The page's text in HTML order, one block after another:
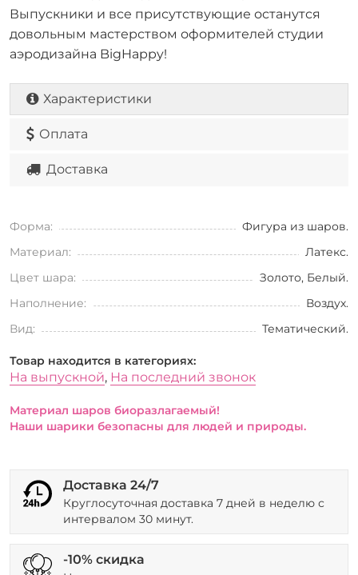
Выпускники и все присутствующие останутся
довольным мастерством оформителей студии
аэродизайна BigHappy!
Характеристики
Оплата
Доставка
Форма:
Фигура из шаров.
Материал:
Латекс.
Цвет шара:
Золото, Белый.
Наполнение:
Воздух.
Вид:
Тематический.
Товар находится в категориях:
На выпускной, На последний звонок
Материал шаров биоразлагаемый!
Наши шарики безопасны для людей и природы.
Доставка 24/7
Круглосуточная доставка 7 дней в неделю с
интервалом 30 минут.
-10% скидка